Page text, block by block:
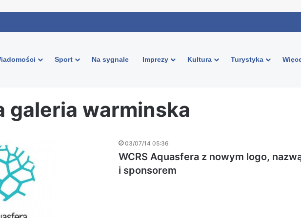
Sport Na sygnale Imprezy Kultura Turystyka
galeria warminska
03/07/14 05:36
WCRS Aquasfera z nowym logo,
i sponsorem